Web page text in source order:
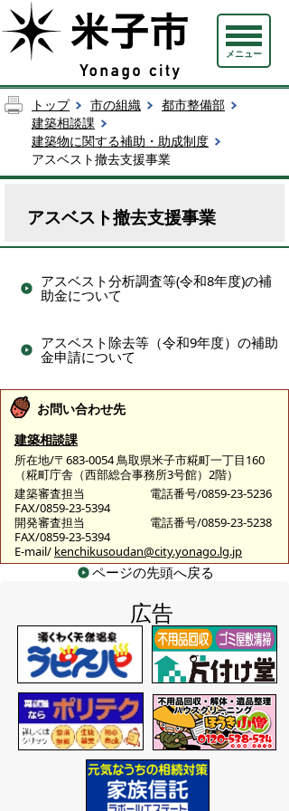
メニュー
トップ 市の組織
都市整備部
建築相談課
建築物に関する補助・助成制度
アスベスト撤去支援事業
アスベスト撤去支援事業
アスベスト分析調査等(令和8年度)の補
助金について
アスベスト除去等（令和9年度）の補助
金申請について
お問い合わせ先
建築相談課
所在地/〒683-0054 鳥取県米子市糀町一丁目160
（糀町庁舎（西部総合事務所3号館）2階）
建築審査担当
電話番号/0859-23-5236
FAX/0859-23-5394
開発審査担当
電話番号/0859-23-5238
FAX/0859-23-5394
E-mail/ kenchikusoudan@city.yonago.lg.jp
ページの先頭へ戻る
広告